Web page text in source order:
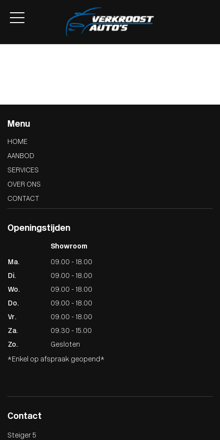
Aanbod
Over ons
Menu
HOME
AANBOD
SERVICES
OVER ONS
CONTACT
Openingstijden
Showroom
Ma.
09.00 - 18.00
Di.
09.00 - 18.00
Wo.
09.00 - 18.00
Do.
09.00 - 18.00
Vr.
09.00 - 18.00
Za.
09.30 - 15.00
Zo.
Gesloten
*Enkel op afspraak geopend*
Contact
Steiger 5